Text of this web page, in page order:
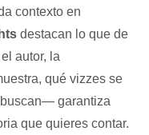
contexto en
destacan lo que de
autor, la
qué vizzes se
garantiza
que quieres contar.